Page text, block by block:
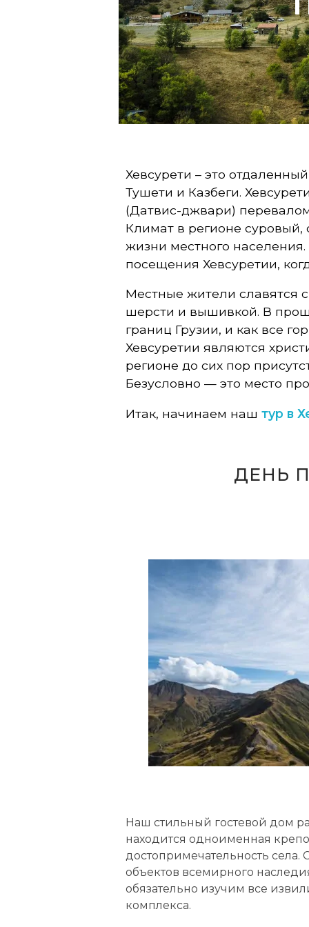
т
и
:
т
у
д
л
я
п
т
е
ш
е
с
Хевсурети – это
Тушети и Казбеги.
(Датвис-джвари)
Климат в регионе суровый,
жизни местного
посещения Хевсуретии,
Местные жители славятся
шерсти и вышивкой. В
границ Грузии, и как все
Хевсуретии являются
регионе до сих пор
Безусловно — это место
Итак, начинаем наш тур в
ДЕНЬ
Наш стильный гостевой дом
находится одноименная
достопримечательность
объектов всемирного
обязательно изучим все
комплекса.